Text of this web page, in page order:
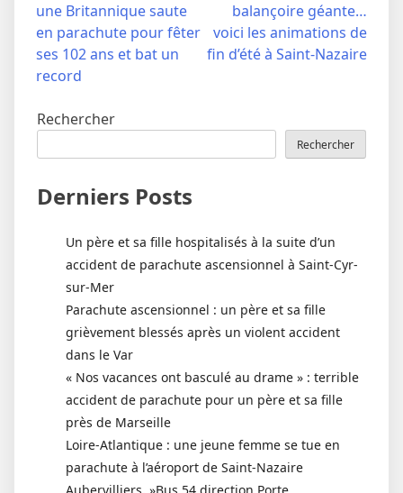
l’article
une Britannique saute
en parachute pour fêter
ses 102 ans et bat un
record
balançoire géante…
voici les animations de
fin d’été à Saint-Nazaire
Rechercher
Rechercher
Derniers Posts
Un père et sa fille hospitalisés à la suite d’un
accident de parachute ascensionnel à Saint-Cyr-
sur-Mer
Parachute ascensionnel : un père et sa fille
grièvement blessés après un violent accident
dans le Var
« Nos vacances ont basculé au drame » : terrible
accident de parachute pour un père et sa fille
près de Marseille
Loire-Atlantique : une jeune femme se tue en
parachute à l’aéroport de Saint-Nazaire